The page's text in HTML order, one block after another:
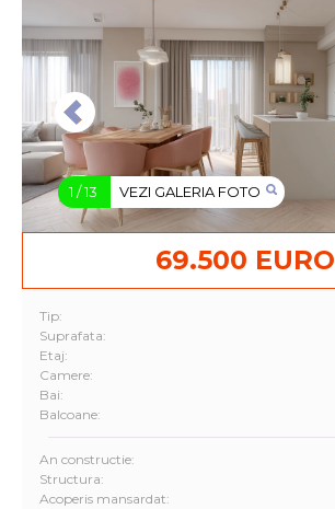
1 /13 VEZI GALERIA FOTO
69.500 EURO
Tip:
Suprafata:
Etaj:
Camere:
Bai:
Balcoane:
An constructie:
Structura:
Acoperis mansardat: